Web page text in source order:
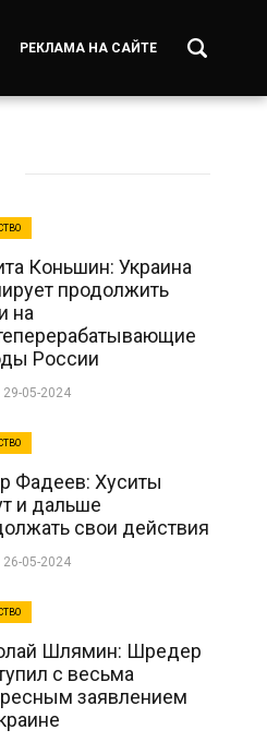
РЕКЛАМА НА САЙТЕ
Коньшин: Украина
продолжить
на
России
29-05-2024
Фадеев: Хуситы
и дальше
свои действия
26-05-2024
Шлямин: Шредер
с весьма
заявлением